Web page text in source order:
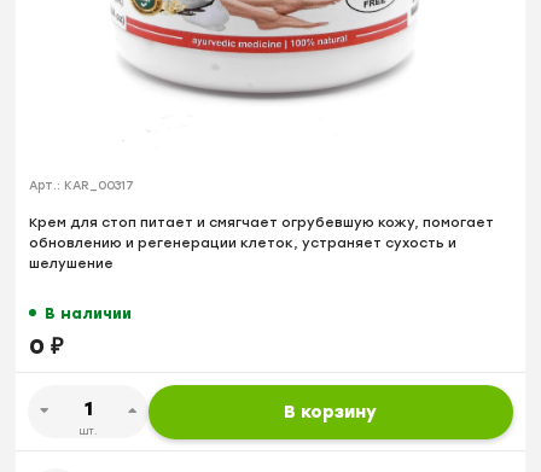
Арт.: KAR_00317
Крем для стоп питает и смягчает огрубевшую кожу, помогает
обновлению и регенерации клеток, устраняет сухость и
шелушение
В наличии
0 ₽
шт.
В корзину